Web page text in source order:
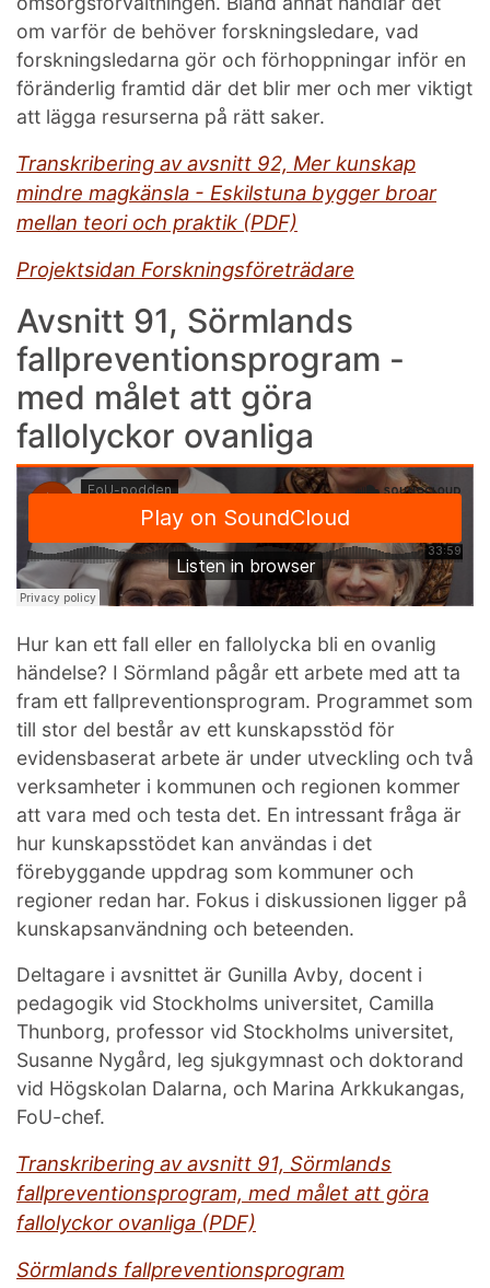
om varför de behöver forskningsledare, vad
forskningsledarna gör och förhoppningar inför en
föränderlig framtid där det blir mer och mer viktigt
att lägga resurserna på rätt saker.
Transkribering av avsnitt 92, Mer kunskap
mindre magkänsla - Eskilstuna bygger broar
mellan teori och praktik (PDF)
Projektsidan Forskningsföreträdare
Avsnitt 91, Sörmlands
fallpreventionsprogram -
med målet att göra
fallolyckor ovanliga
Hur kan ett fall eller en fallolycka bli en ovanlig
händelse? I Sörmland pågår ett arbete med att ta
fram ett fallpreventionsprogram. Programmet som
till stor del består av ett kunskapsstöd för
evidensbaserat arbete är under utveckling och två
verksamheter i kommunen och regionen kommer
att vara med och testa det. En intressant fråga är
hur kunskapsstödet kan användas i det
förebyggande uppdrag som kommuner och
regioner redan har. Fokus i diskussionen ligger på
kunskapsanvändning och beteenden.
Deltagare i avsnittet är Gunilla Avby, docent i
pedagogik vid Stockholms universitet, Camilla
Thunborg, professor vid Stockholms universitet,
Susanne Nygård, leg sjukgymnast och doktorand
vid Högskolan Dalarna, och Marina Arkkukangas,
FoU-chef.
Transkribering av avsnitt 91, Sörmlands
fallpreventionsprogram, med målet att göra
fallolyckor ovanliga (PDF)
Sörmlands fallpreventionsprogram